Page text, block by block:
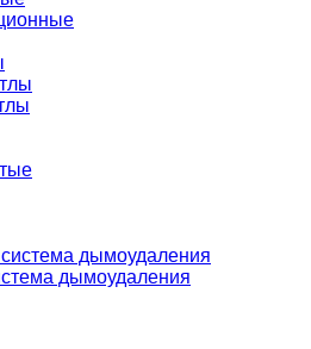
дымоудаления
дымоудаления